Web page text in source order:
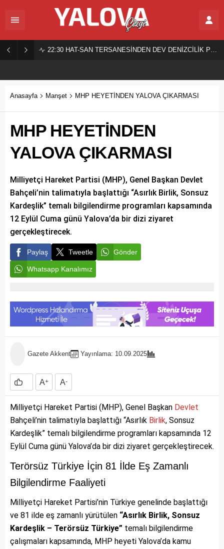
22:30 HAT-SAN TERSANESİNDEN DEV DENİZCİLİK PROJESİ!
Anasayfa Manşet MHP HEYETİNDEN YALOVA ÇIKARMASI
MHP HEYETİNDEN
YALOVA ÇIKARMASI
Milliyetçi Hareket Partisi (MHP), Genel Başkan Devlet
Bahçeli’nin talimatıyla başlattığı “Asırlık Birlik, Sonsuz
Kardeşlik” temalı bilgilendirme programları kapsamında
12 Eylül Cuma günü Yalova’da bir dizi ziyaret
gerçekleştirecek.
Paylaş Tweetle Gönder
Whatsapp Kanalımız
Gazete Akkent Yayınlama: 10.09.2025
A+ A-
Milliyetçi Hareket Partisi (MHP), Genel Başkan Devlet
Bahçeli’nin talimatıyla başlattığı “Asırlık Birlik, Sonsuz
Kardeşlik” temalı bilgilendirme programları kapsamında 12
Eylül Cuma günü Yalova’da bir dizi ziyaret gerçekleştirecek.
Terörsüz Türkiye İçin 81 İlde Eş Zamanlı
Bilgilendirme Faaliyeti
Milliyetçi Hareket Partisi’nin Türkiye genelinde başlattığı
ve 81 ilde eş zamanlı yürütülen “Asırlık Birlik, Sonsuz
Kardeşlik – Terörsüz Türkiye” temalı bilgilendirme
çalışmaları kapsamında, MHP heyeti Yalova’da kamu